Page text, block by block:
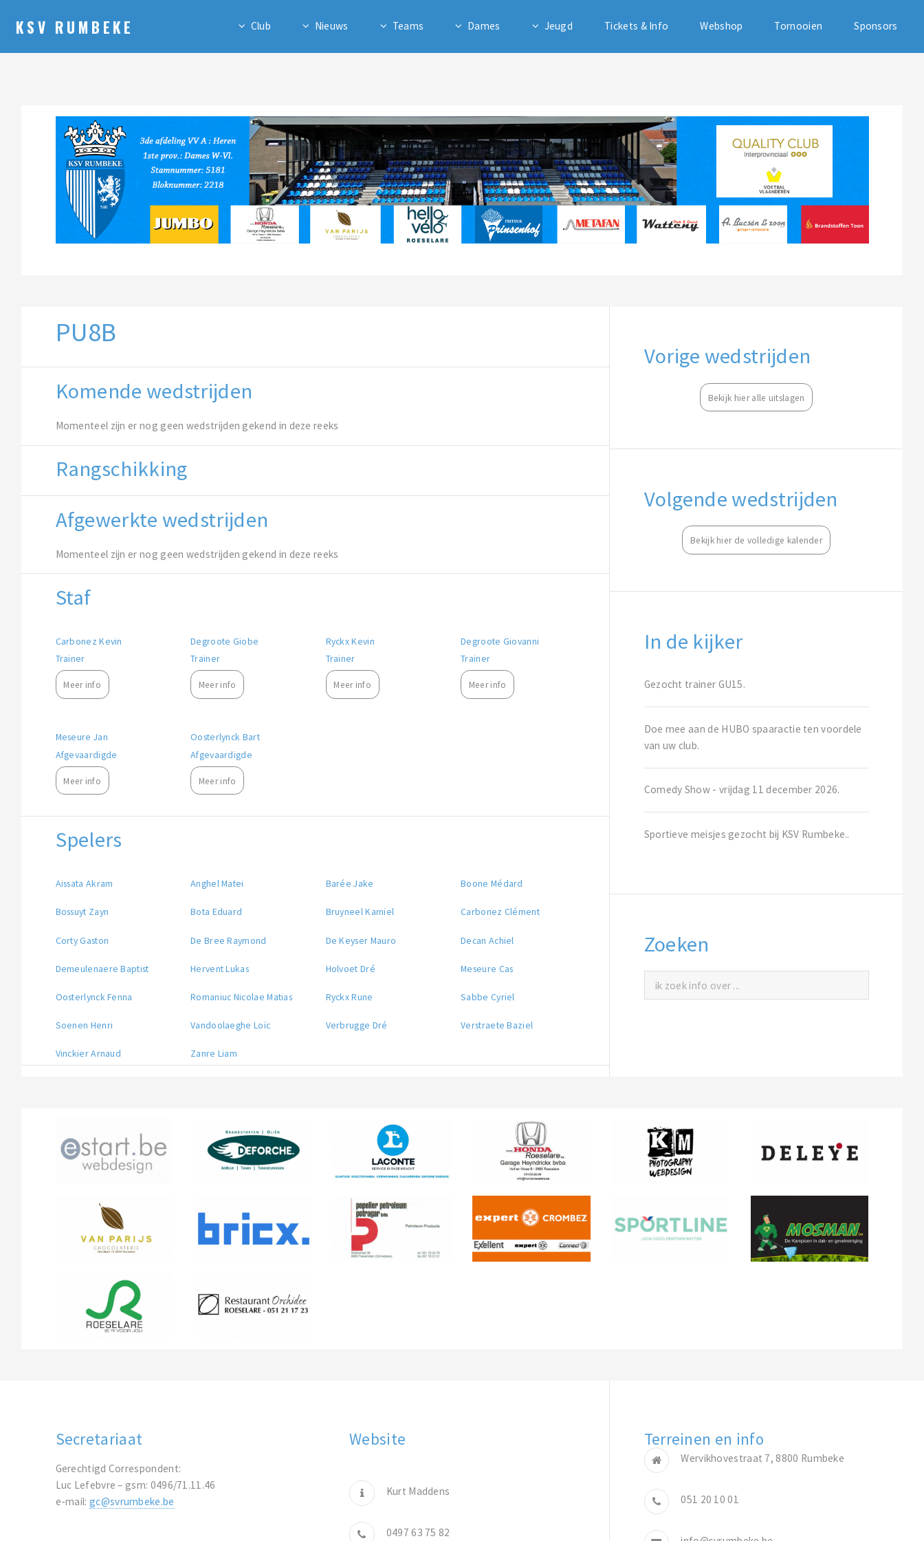
KSV RUMBEKE Club Nieuws Teams Dames Jeugd Tickets & Info Webshop Tornooien Sponsors
PU8B
Komende wedstrijden
Momenteel zijn er nog geen wedstrijden gekend in deze reeks
Rangschikking
Afgewerkte wedstrijden
Momenteel zijn er nog geen wedstrijden gekend in deze reeks
Staf
Carbonez Kevin
Trainer
Meer info
Degroote Giobe
Trainer
Meer info
Ryckx Kevin
Trainer
Meer info
Degroote Giovanni
Trainer
Meer info
Meseure Jan
Afgevaardigde
Meer info
Oosterlynck Bart
Afgevaardigde
Meer info
Spelers
Aissata Akram Anghel Matei Barée Jake Boone Médard
Bossuyt Zayn Bota Eduard Bruyneel Kamiel Carbonez Clément
Corty Gaston De Bree Raymond De Keyser Mauro Decan Achiel
Demeulenaere Baptist Hervent Lukas Holvoet Dré Meseure Cas
Oosterlynck Fenna Romaniuc Nicolae Matias Ryckx Rune Sabbe Cyriel
Soenen Henri Vandoolaeghe Loïc Verbrugge Dré Verstraete Baziel
Vinckier Arnaud Zanre Liam
Vorige wedstrijden
Bekijk hier alle uitslagen
Volgende wedstrijden
Bekijk hier de volledige kalender
In de kijker
Gezocht trainer GU15.
Doe mee aan de HUBO spaaractie ten voordele
van uw club.
Comedy Show - vrijdag 11 december 2026.
Sportieve meisjes gezocht bij KSV Rumbeke..
Zoeken
Secretariaat
Gerechtigd Correspondent:
Luc Lefebvre – gsm: 0496/71.11.46
e-mail: gc@svrumbeke.be
Website
Kurt Maddens
0497 63 75 82
Terreinen en info
Wervikhovestraat 7, 8800 Rumbeke
051 20 10 01